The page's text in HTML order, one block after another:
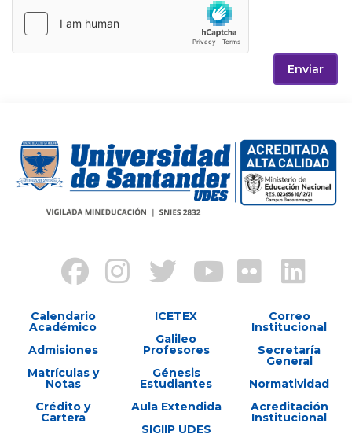
Enviar
Calendario
Académico
Admisiones
Matrículas y
Notas
Crédito y
Cartera
ICETEX
Galileo
Profesores
Génesis
Estudiantes
Aula Extendida
SIGIIP UDES
Correo
Institucional
Secretaría
General
Normatividad
Acreditación
Institucional